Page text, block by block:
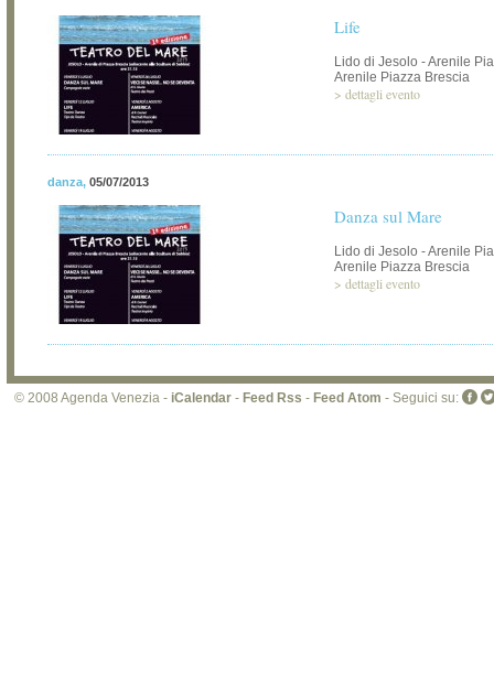
Life
Lido di Jesolo - Arenile
Arenile Piazza Brescia
> dettagli evento
danza, 05/07/2013
Danza sul Mare
Lido di Jesolo - Arenile
Arenile Piazza Brescia
> dettagli evento
© 2008 Agenda Venezia - iCalendar - Feed Rss - Feed Atom - Seguici su: